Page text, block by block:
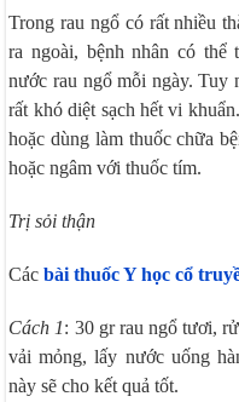
Trong rau ngổ có rất nhiều
ra ngoài, bệnh nhân có thể
nước rau ngổ mỗi ngày. Tuy
rất khó diệt sạch hết vi
hoặc dùng làm thuốc chữa
hoặc ngâm với thuốc tím.
Trị sỏi thận
Cácbài thuốc Y học cổ
Cách 1: 30 gr rau ngổ tươi,
vải mỏng, lấy nước uống
này sẽ cho kết quả tốt.